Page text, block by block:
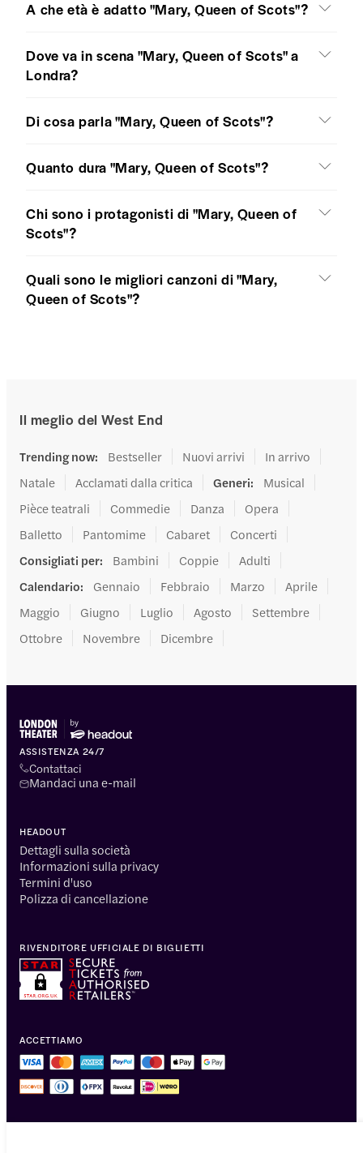
A che età è adatto "Mary, Queen of Scots"?
Dove va in scena "Mary, Queen of Scots" a
Londra?
Di cosa parla "Mary, Queen of Scots"?
Quanto dura "Mary, Queen of Scots"?
Chi sono i protagonisti di "Mary, Queen of
Scots"?
Quali sono le migliori canzoni di "Mary,
Queen of Scots"?
Il meglio del West End
Trending now: Bestseller Nuovi arrivi
In arrivo
Natale
Acclamati dalla critica Generi:
Musical
Pièce teatrali
Commedie Danza
Opera
Balletto
Pantomime Cabaret
Concerti
Consigliati per: Bambini Coppie
Adulti
Calendario: Gennaio Febbraio Marzo
Aprile
Maggio
Giugno Luglio Agosto
Settembre
Ottobre
Novembre Dicembre
ASSISTENZA 24/7
Contattaci
Mandaci una e-mail
HEADOUT
Dettagli sulla società
Informazioni sulla privacy
Termini d'uso
Polizza di cancellazione
ACCETTIAMO
RIVENDITORE UFFICIALE DI BIGLIETTI